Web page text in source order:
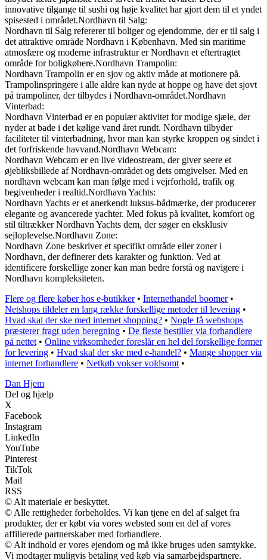
innovative tilgange til sushi og høje kvalitet har gjort dem til et yndet
spisested i området.Nordhavn til Salg:
Nordhavn til Salg refererer til boliger og ejendomme, der er til salg i
det attraktive område Nordhavn i København. Med sin maritime
atmosfære og moderne infrastruktur er Nordhavn et eftertragtet
område for boligkøbere.Nordhavn Trampolin:
Nordhavn Trampolin er en sjov og aktiv måde at motionere på.
Trampolinspringere i alle aldre kan nyde at hoppe og have det sjovt
på trampoliner, der tilbydes i Nordhavn-området.Nordhavn
Vinterbad:
Nordhavn Vinterbad er en populær aktivitet for modige sjæle, der
nyder at bade i det kølige vand året rundt. Nordhavn tilbyder
faciliteter til vinterbadning, hvor man kan styrke kroppen og sindet i
det forfriskende havvand.Nordhavn Webcam:
Nordhavn Webcam er en live videostream, der giver seere et
øjebliksbillede af Nordhavn-området og dets omgivelser. Med en
nordhavn webcam kan man følge med i vejrforhold, trafik og
begivenheder i realtid.Nordhavn Yachts:
Nordhavn Yachts er et anerkendt luksus-bådmærke, der producerer
elegante og avancerede yachter. Med fokus på kvalitet, komfort og
stil tiltrækker Nordhavn Yachts dem, der søger en eksklusiv
sejloplevelse.Nordhavn Zone:
Nordhavn Zone beskriver et specifikt område eller zoner i
Nordhavn, der definerer dets karakter og funktion. Ved at
identificere forskellige zoner kan man bedre forstå og navigere i
Nordhavn kompleksiteten.
Flere og flere køber hos e-butikker• Internethandel boomer•
Netshops tildeler en lang række forskellige metoder til levering •
Hvad skal der ske med internet shopping? • Nogle få webshops
præsterer fragt uden beregning • De fleste bestiller via forhandlere
på nettet • Online virksomheder foreslår en hel del forskellige former
for levering • Hvad skal der ske med e-handel? • Mange shopper via
internet forhandlere • Netkøb vokser voldsomt •
Dan Hjem
Del og hjælp
X
Facebook
Instagram
LinkedIn
YouTube
Pinterest
TikTok
Mail
RSS
© Alt materiale er beskyttet.
© Alle rettigheder forbeholdes. Vi kan tjene en del af salget fra
produkter, der er købt via vores websted som en del af vores
affilierede partnerskaber med forhandlere.
© Alt indhold er vores ejendom og må ikke bruges uden samtykke.
Vi modtager muligvis betaling ved køb via samarbejdspartnere.